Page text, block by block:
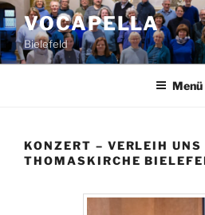
Zum
Inhalt
springen
VOCAPELLA
Bielefeld
Menü
KONZERT – VERLEIH
THOMASKIRCHE